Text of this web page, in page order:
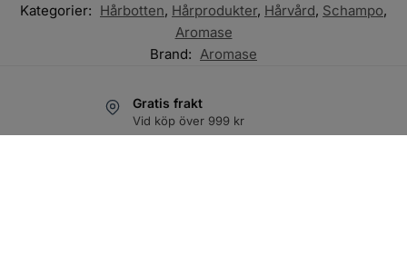
Kategorier: Hårbotten, Hårprodukter, Hårvård, Schampo,
Aromase
Brand: Aromase
Gratis frakt
Vid köp över 999 kr